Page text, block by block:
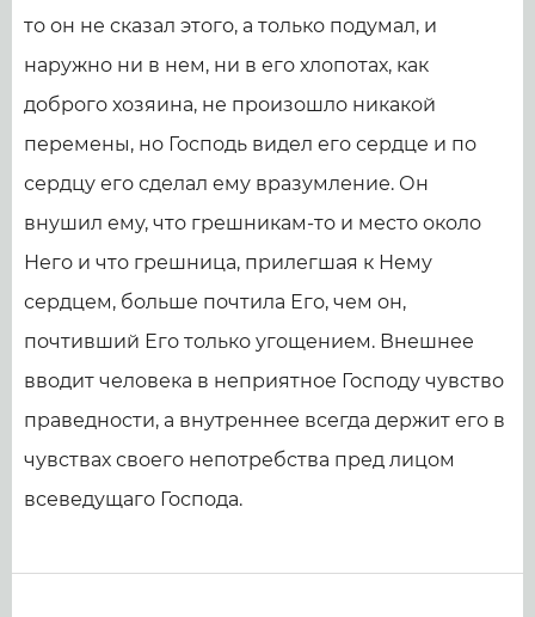
то он не сказал этого, а только подумал, и
наружно ни в нем, ни в его хлопотах, как
доброго хозяина, не произошло никакой
перемены, но Господь видел его сердце и по
сердцу его сделал ему вразумление. Он
внушил ему, что грешникам-то и место около
Него и что грешница, прилегшая к Нему
сердцем, больше почтила Его, чем он,
почтивший Его только угощением. Внешнее
вводит человека в неприятное Господу чувство
праведности, а внутреннее всегда держит его в
чувствах своего непотребства пред лицом
всеведущаго Господа.